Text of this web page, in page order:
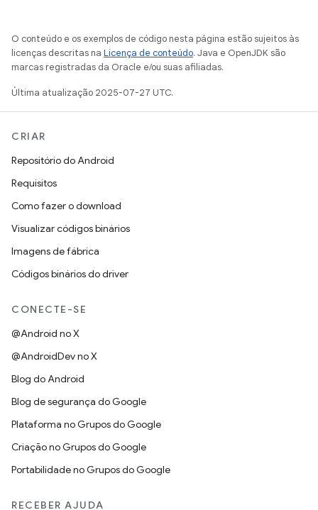
O conteúdo e os exemplos de código nesta página estão sujeitos às
licenças descritas na Licença de conteúdo. Java e OpenJDK são
marcas registradas da Oracle e/ou suas afiliadas.
Última atualização 2025-07-27 UTC.
CRIAR
Repositório do Android
Requisitos
Como fazer o download
Visualizar códigos binários
Imagens de fábrica
Códigos binários do driver
CONECTE-SE
@Android no X
@AndroidDev no X
Blog do Android
Blog de segurança do Google
Plataforma no Grupos do Google
Criação no Grupos do Google
Portabilidade no Grupos do Google
RECEBER AJUDA